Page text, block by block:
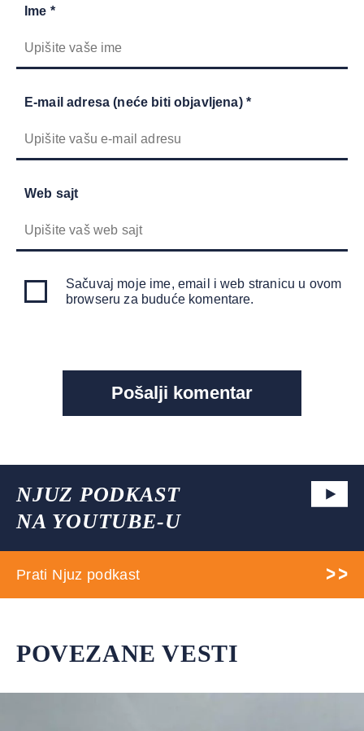
Ime *
E-mail adresa (neće biti objavljena) *
Web sajt
Sačuvaj moje ime, email i web stranicu u ovom
browseru za buduće komentare.
NJUZ PODKAST
NA YOUTUBE-U
Prati Njuz podkast
POVEZANE VESTI